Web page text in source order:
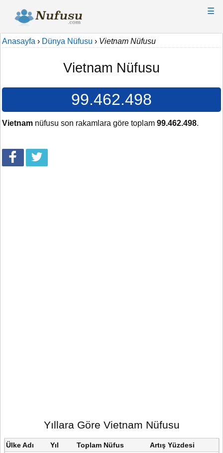
☰
Anasayfa › Dünya Nüfusu › Vietnam Nüfusu
Vietnam Nüfusu
99.462.498
Vietnam nüfusu son rakamlara göre toplam 99.462.498.
Yıllara Göre Vietnam Nüfusu
Ülke Adı Yıl Toplam Nüfus
Artış Yüzdesi